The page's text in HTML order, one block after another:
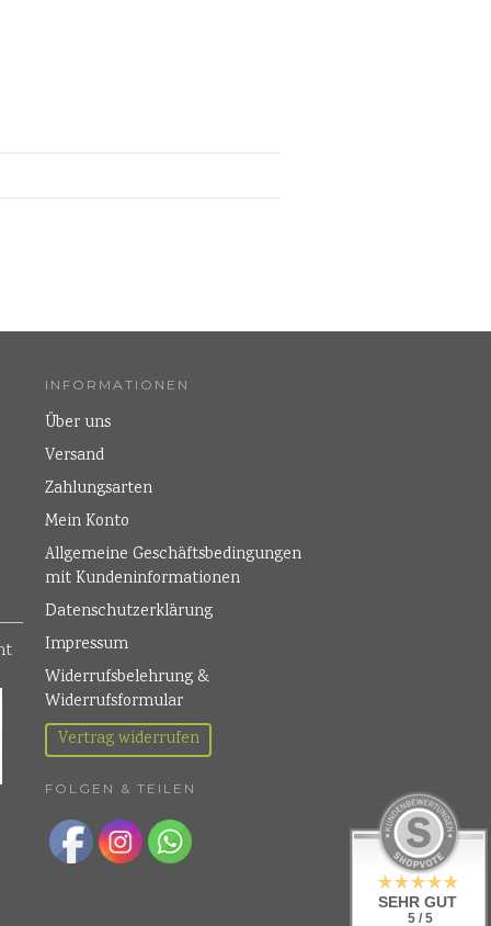
INFORMATIONEN
Über uns
Versand
Zahlungsarten
Mein Konto
Allgemeine Geschäftsbedingungen
mit Kundeninformationen
Datenschutzerklärung
Impressum
Widerrufsbelehrung &
Widerrufsformular
Vertrag widerrufen
FOLGEN & TEILEN
SEHR GUT
5 / 5